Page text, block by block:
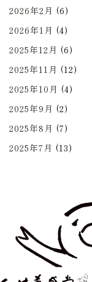
2026年2月 (6)
2026年1月 (4)
2025年12月 (6)
2025年11月 (12)
2025年10月 (4)
2025年9月 (2)
2025年8月 (7)
2025年7月 (13)